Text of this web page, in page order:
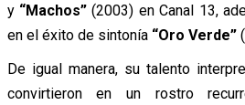
y “Machos”(2003) en Canal 13,
en el éxito de sintonía “Oro Verde”
De igual manera, su talento
convirtieron en un rostro